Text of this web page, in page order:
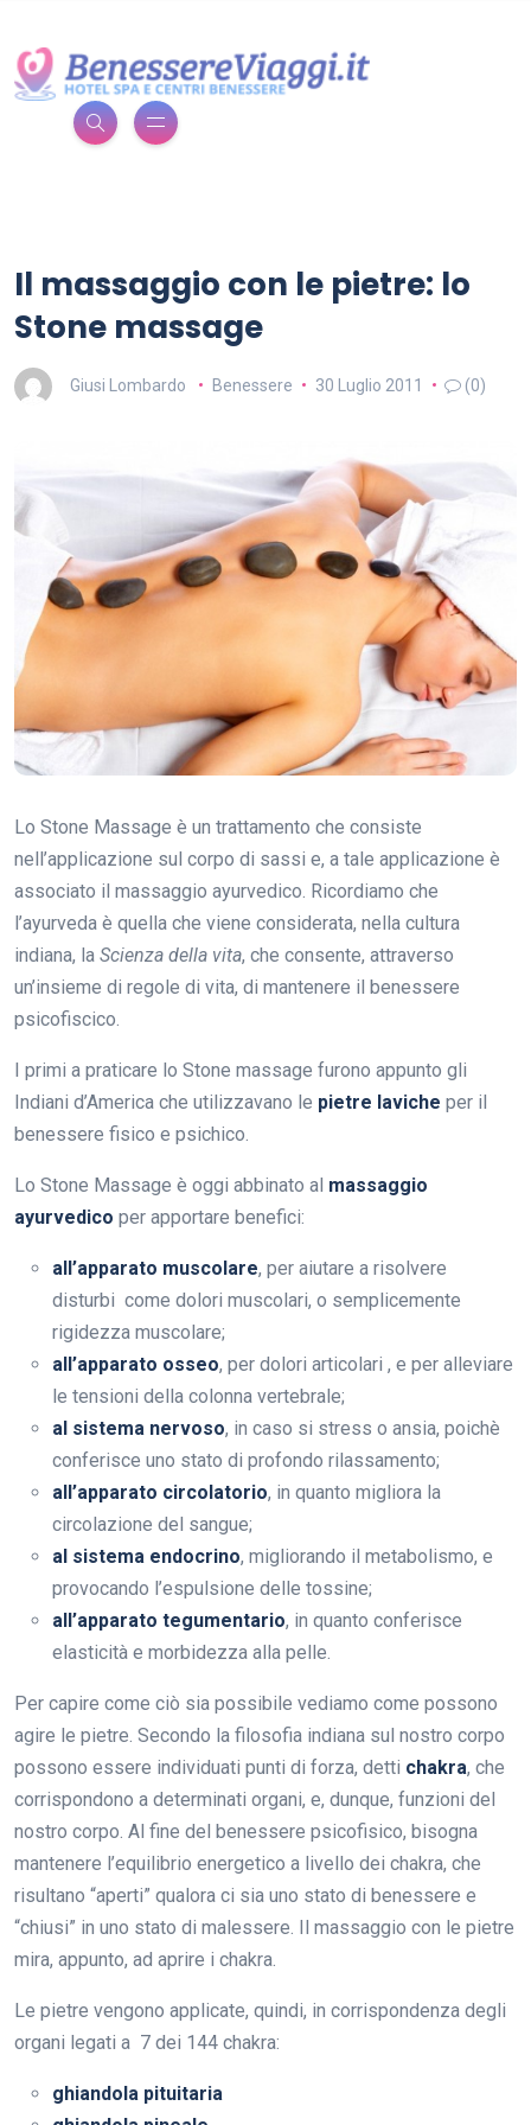
Il massaggio con le pietre: lo
Stone massage
Giusi Lombardo Benessere 30 Luglio 2011 (0)
Lo Stone Massage è un trattamento che consiste
nell’applicazione sul corpo di sassi e, a tale applicazione è
associato il massaggio ayurvedico. Ricordiamo che
l’ayurveda è quella che viene considerata, nella cultura
indiana, la Scienza della vita, che consente, attraverso
un’insieme di regole di vita, di mantenere il benessere
psicofiscico.
I primi a praticare lo Stone massage furono appunto gli
Indiani d’America che utilizzavano le pietre laviche per il
benessere fisico e psichico.
Lo Stone Massage è oggi abbinato al massaggio
ayurvedico per apportare benefici:
all’apparato muscolare, per aiutare a risolvere
disturbi come dolori muscolari, o semplicemente
rigidezza muscolare;
all’apparato osseo, per dolori articolari , e per alleviare
le tensioni della colonna vertebrale;
al sistema nervoso, in caso si stress o ansia, poichè
conferisce uno stato di profondo rilassamento;
all’apparato circolatorio, in quanto migliora la
circolazione del sangue;
al sistema endocrino, migliorando il metabolismo, e
provocando l’espulsione delle tossine;
all’apparato tegumentario, in quanto conferisce
elasticità e morbidezza alla pelle.
Per capire come ciò sia possibile vediamo come possono
agire le pietre. Secondo la filosofia indiana sul nostro corpo
possono essere individuati punti di forza, detti chakra, che
corrispondono a determinati organi, e, dunque, funzioni del
nostro corpo. Al fine del benessere psicofisico, bisogna
mantenere l’equilibrio energetico a livello dei chakra, che
risultano “aperti” qualora ci sia uno stato di benessere e
“chiusi” in uno stato di malessere. Il massaggio con le pietre
mira, appunto, ad aprire i chakra.
Le pietre vengono applicate, quindi, in corrispondenza degli
organi legati a 7 dei 144 chakra:
ghiandola pituitaria